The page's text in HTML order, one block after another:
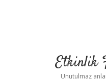
Etkinlik
Unutulmaz